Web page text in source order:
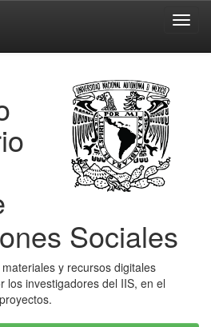
Sociales
y recursos digitales
los investigadores del IIS, en el